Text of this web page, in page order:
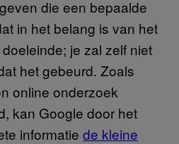
die een bepaalde
in het belang is van het
je zal zelf niet
het gebeurd. Zoals
online onderzoek
kan Google door het
informatie de kleine